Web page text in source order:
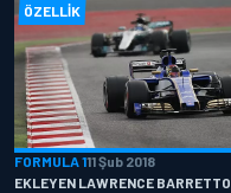
ÖZELLIK
FORMULA 111 Şub 2018
EKLEYEN LAWRENCE BARRETTO